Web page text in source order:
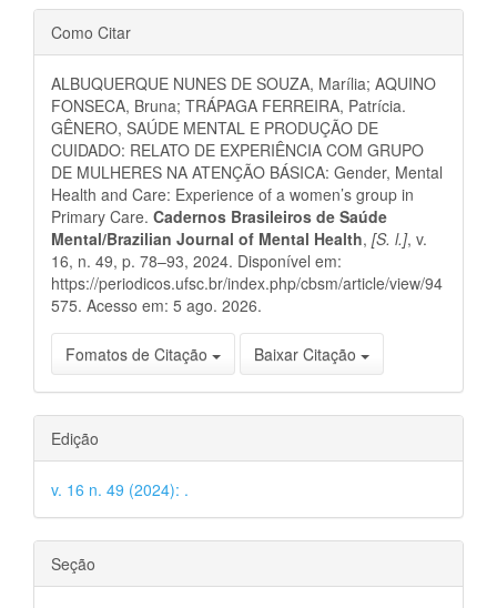
Detalhes
do
artigo
Como Citar
ALBUQUERQUE NUNES DE SOUZA, Marília; AQUINO
FONSECA, Bruna; TRÁPAGA FERREIRA, Patrícia.
GÊNERO, SAÚDE MENTAL E PRODUÇÃO DE
CUIDADO: RELATO DE EXPERIÊNCIA COM GRUPO
DE MULHERES NA ATENÇÃO BÁSICA: Gender, Mental
Health and Care: Experience of a women’s group in
Primary Care. Cadernos Brasileiros de Saúde
Mental/Brazilian Journal of Mental Health, [S. l.], v.
16, n. 49, p. 78–93, 2024. Disponível em:
https://periodicos.ufsc.br/index.php/cbsm/article/view/94
575. Acesso em: 5 ago. 2026.
Fomatos de Citação Baixar Citação
Edição
v. 16 n. 49 (2024): .
Seção